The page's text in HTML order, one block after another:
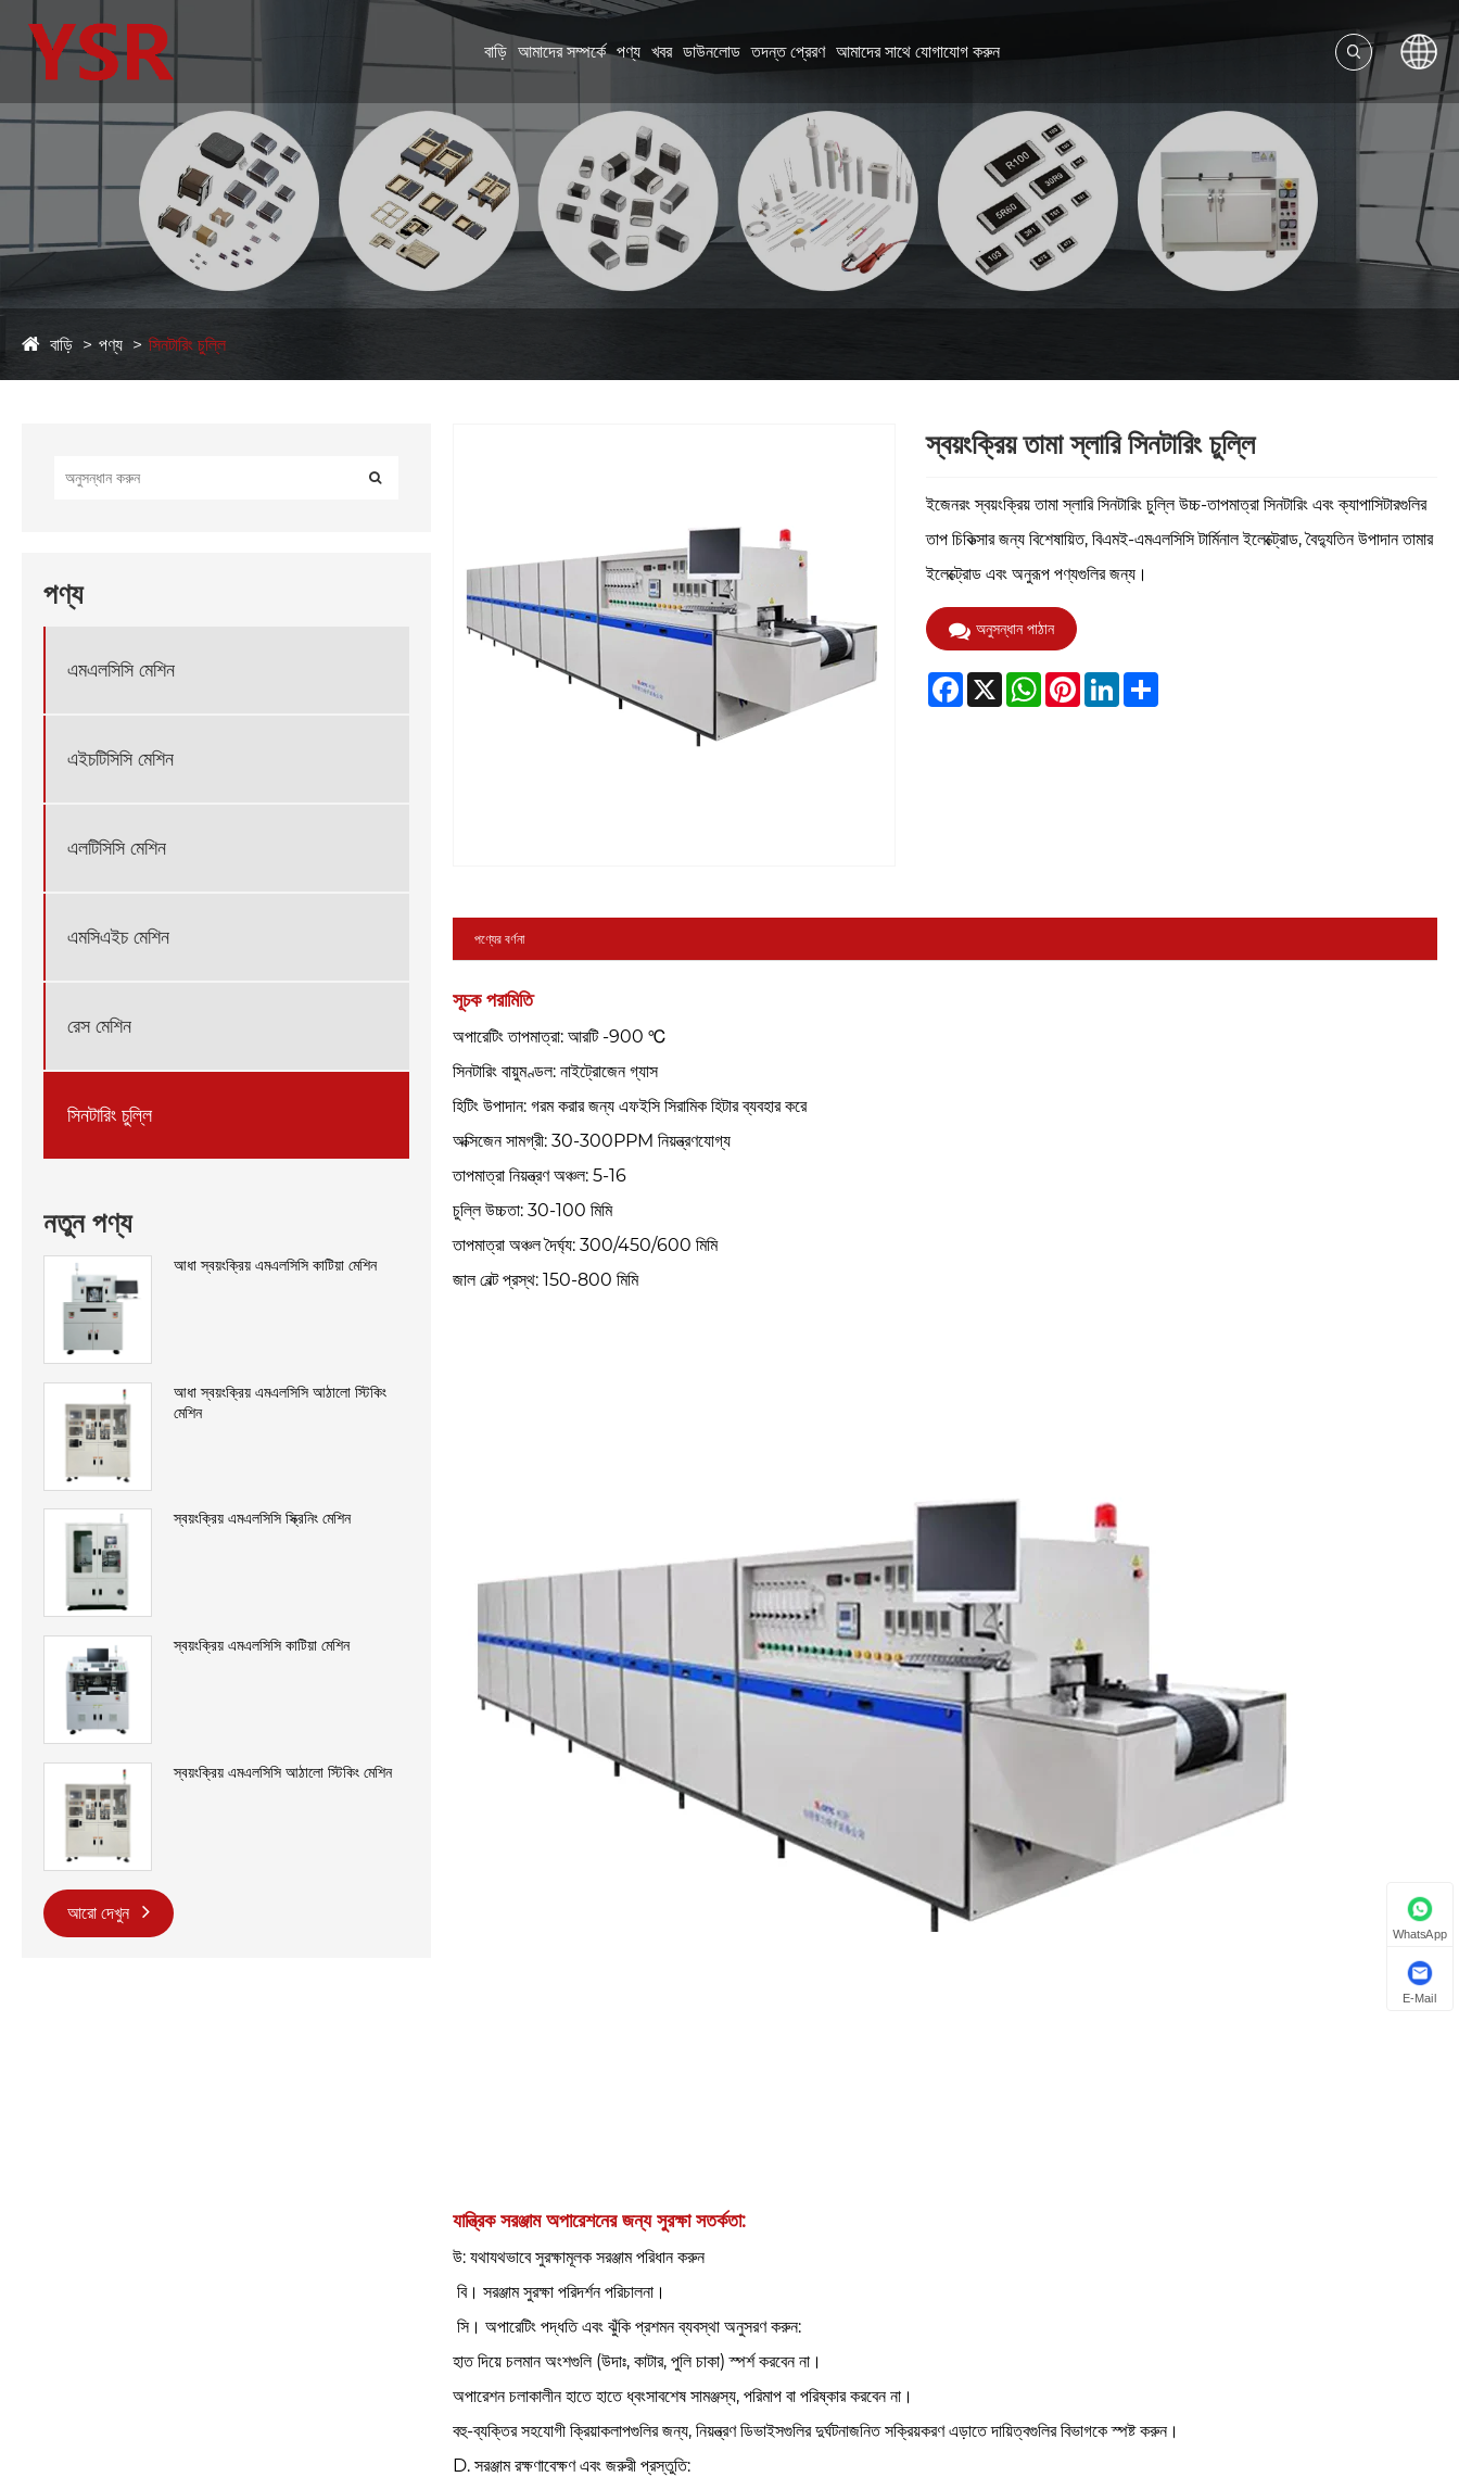
বাড়ি আমাদের সম্পর্কে পণ্য খবর ডাউনলোড তদন্ত প্রেরণ আমাদের সাথে যোগাযোগ করুন
বাড়ি পণ্য সিনটারিং চুল্লি
পণ্য
এমএলসিসি মেশিন
এইচটিসিসি মেশিন
এলটিসিসি মেশিন
এমসিএইচ মেশিন
রেস মেশিন
সিনটারিং চুল্লি
নতুন পণ্য
আধা স্বয়ংক্রিয় এমএলসিসি কাটিয়া মেশিন
আধা স্বয়ংক্রিয় এমএলসিসি আঠালো স্টিকিং
মেশিন
স্বয়ংক্রিয় এমএলসিসি স্ক্রিনিং মেশিন
স্বয়ংক্রিয় এমএলসিসি কাটিয়া মেশিন
স্বয়ংক্রিয় এমএলসিসি আঠালো স্টিকিং মেশিন
আরো দেখুন
স্বয়ংক্রিয় তামা স্লারি সিনটারিং চুল্লি
ইজেনরং স্বয়ংক্রিয় তামা স্লারি সিনটারিং চুল্লি উচ্চ-তাপমাত্রা সিনটারিং এবং ক্যাপাসিটারগুলির
তাপ চিকিত্সার জন্য বিশেষায়িত, বিএমই-এমএলসিসি টার্মিনাল ইলেক্ট্রোড, বৈদ্যুতিন উপাদান তামার
ইলেক্ট্রোড এবং অনুরূপ পণ্যগুলির জন্য।
অনুসন্ধান পাঠান
Facebook
X WhatsAppPinterestLinkedInShare
পণ্যের বর্ণনা
সূচক পরামিতি
অপারেটিং তাপমাত্রা: আরটি -900 ℃
সিনটারিং বায়ুমণ্ডল: নাইট্রোজেন গ্যাস
হিটিং উপাদান: গরম করার জন্য এফইসি সিরামিক হিটার ব্যবহার করে
অক্সিজেন সামগ্রী: 30-300PPM নিয়ন্ত্রণযোগ্য
তাপমাত্রা নিয়ন্ত্রণ অঞ্চল: 5-16
চুল্লি উচ্চতা: 30-100 মিমি
তাপমাত্রা অঞ্চল দৈর্ঘ্য: 300/450/600 মিমি
জাল বেল্ট প্রস্থ: 150-800 মিমি
যান্ত্রিক সরঞ্জাম অপারেশনের জন্য সুরক্ষা সতর্কতা: ‌
উ: যথাযথভাবে সুরক্ষামূলক সরঞ্জাম পরিধান করুন ‌
‌ বি। সরঞ্জাম সুরক্ষা পরিদর্শন পরিচালনা।
‌ সি। অপারেটিং পদ্ধতি এবং ঝুঁকি প্রশমন ব্যবস্থা অনুসরণ করুন: ‌
হাত দিয়ে চলমান অংশগুলি (উদাঃ, কাটার, পুলি চাকা) স্পর্শ করবেন না।
অপারেশন চলাকালীন হাতে হাতে ধ্বংসাবশেষ সামঞ্জস্য, পরিমাপ বা পরিষ্কার করবেন না।
বহু-ব্যক্তির সহযোগী ক্রিয়াকলাপগুলির জন্য, নিয়ন্ত্রণ ডিভাইসগুলির দুর্ঘটনাজনিত সক্রিয়করণ এড়াতে দায়িত্বগুলির বিভাগকে স্পষ্ট করুন।
D. সরঞ্জাম রক্ষণাবেক্ষণ এবং জরুরী প্রস্তুতি: ‌
WhatsApp
E-Mail